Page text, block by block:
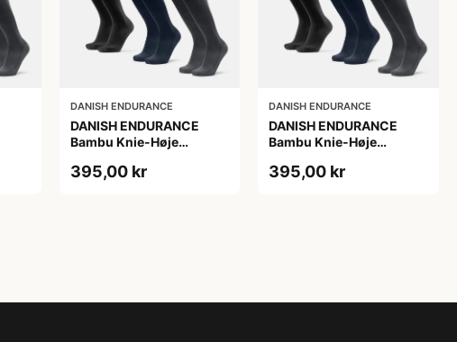
DANISH ENDURANCE
DANISH ENDURANCE
Bambu Knie-Høje
Navy Blå, 6-Pak
395,00 kr
DANISH ENDURANCE
DANISH ENDURANCE
Bambu Knie-Høje
Navy Blå, 6-Pak
395,00 kr